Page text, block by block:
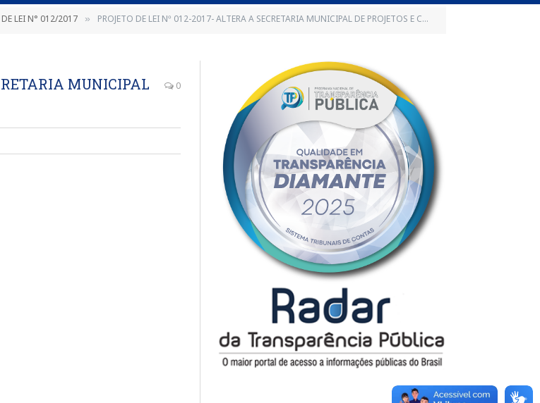
DE LEI N° 012/2017 » PROJETO DE LEI Nº 012-2017- ALTERA A SECRETARIA MUNICIPAL DE PROJETOS E CONVENIOS
MUNICIPAL
0